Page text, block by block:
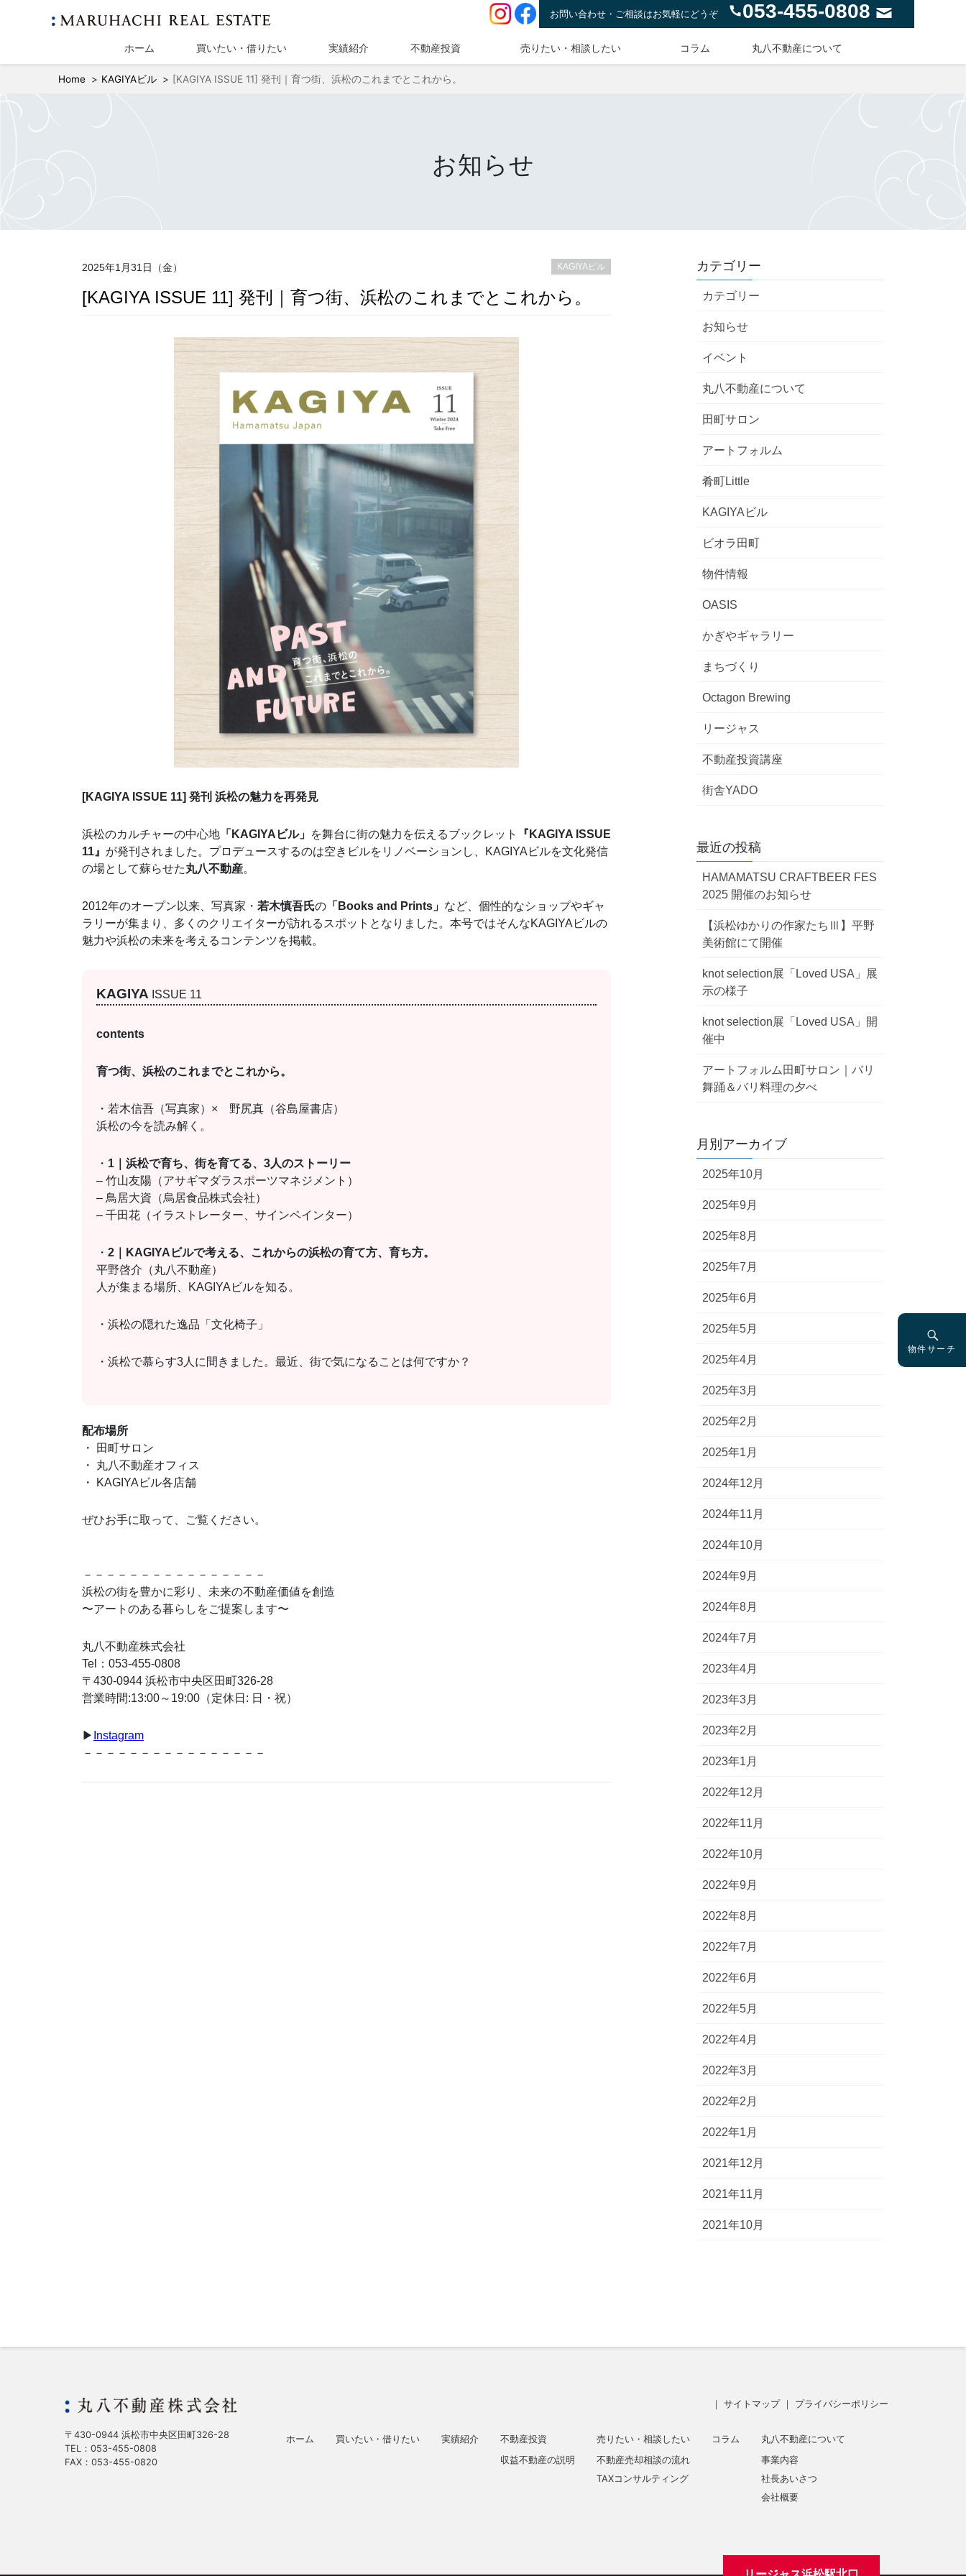
お問い合わせ・ご相談はお気軽にどうぞ 053-455-0808
ホーム 買いたい・借りたい 実績紹介 不動産投資 売りたい・相談したい コラム 丸八不動産について
Home KAGIYAビル [KAGIYA ISSUE 11] 発刊｜育つ街、浜松のこれまでとこれから。
お知らせ
2025年1月31日（金） KAGIYAビル
[KAGIYA ISSUE 11] 発刊｜育つ街、浜松のこれまでとこれから。
[KAGIYA ISSUE 11] 発刊 浜松の魅力を再発見
浜松のカルチャーの中心地 「KAGIYAビル」 を舞台に街の魅力を伝えるブックレット
『KAGIYA ISSUE
11』 が発刊されました。プロデュースするのは空きビルをリノベーションし、KAGIYAビルを文化発信
の場として蘇らせた丸八不動産。
2012年のオープン以来、写真家・ 若木慎吾氏の 「Books and Prints」 など、個性的なショップやギャ
ラリーが集まり、多くのクリエイターが訪れるスポットとなりました。本号ではそんなKAGIYAビルの
魅力や浜松の未来を考えるコンテンツを掲載。
KAGIYA ISSUE 11
contents
育つ街、浜松のこれまでとこれから。
・若木信吾（写真家）× 野尻真（谷島屋書店）
浜松の今を読み解く。
・ 1｜浜松で育ち、街を育てる、3人のストーリー
– 竹山友陽（アサギマダラスポーツマネジメント）
– 鳥居大資（烏居食品株式会社）
– 千田花（イラストレーター、サインペインター）
・ 2｜KAGIYAビルで考える、これからの浜松の育て方、育ち方。
平野啓介（丸八不動産）
人が集まる場所、KAGIYAビルを知る。
・浜松の隠れた逸品「文化椅子」
・浜松で慕らす3人に間きました。最近、街で気になることは何ですか？
配布場所
・ 田町サロン
・ 丸八不動産オフィス
・ KAGIYAビル各店舗
ぜひお手に取って、ご覧ください。
－－－－－－－－－－－－－－－－
浜松の街を豊かに彩り、未来の不動産価値を創造
〜アートのある暮らしをご提案します〜
丸八不動産株式会社
Tel：053-455-0808
〒430-0944 浜松市中央区田町326-28
営業時間:13:00～19:00（定休日: 日・祝）
▶︎ Instagram
－－－－－－－－－－－－－－－－
カテゴリー
カテゴリー
お知らせ
イベント
丸八不動産について
田町サロン
アートフォルム
肴町Little
KAGIYAビル
ビオラ田町
物件情報
OASIS
かぎやギャラリー
まちづくり
Octagon Brewing
リージャス
不動産投資講座
街舎YADO
最近の投稿
HAMAMATSU CRAFTBEER FES
2025 開催のお知らせ
【浜松ゆかりの作家たちⅢ】平野
美術館にて開催
knot selection展「Loved USA」展
示の様子
knot selection展「Loved USA」開
催中
アートフォルム田町サロン｜バリ
舞踊＆バリ料理の夕べ
月別アーカイブ
2025年10月
2025年9月
2025年8月
2025年7月
2025年6月
2025年5月
2025年4月
2025年3月
2025年2月
2025年1月
2024年12月
2024年11月
2024年10月
2024年9月
2024年8月
2024年7月
2023年4月
2023年3月
2023年2月
2023年1月
2022年12月
2022年11月
2022年10月
2022年9月
2022年8月
2022年7月
2022年6月
2022年5月
2022年4月
2022年3月
2022年2月
2022年1月
2021年12月
2021年11月
2021年10月
物件サーチ
〒430-0944 浜松市中央区田町326-28
TEL：053-455-0808
FAX：053-455-0820
｜ サイトマップ｜ プライバシーポリシー
ホーム 買いたい・借りたい 実績紹介
不動産投資
収益不動産の説明
売りたい・相談したい
不動産売却相談の流れ
TAXコンサルティング
コラム
丸八不動産について
事業内容
社長あいさつ
会社概要